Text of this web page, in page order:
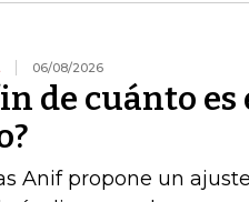
06/08/2026
de cuánto es
Anif propone un